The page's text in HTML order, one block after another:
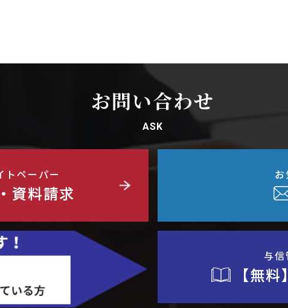
お問い合わせ
ASK
トペーパー
資料請求
与
【無